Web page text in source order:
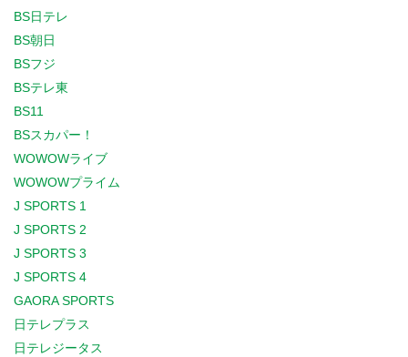
BS日テレ
BS朝日
BSフジ
BSテレ東
BS11
BSスカパー！
WOWOWライブ
WOWOWプライム
J SPORTS 1
J SPORTS 2
J SPORTS 3
J SPORTS 4
GAORA SPORTS
日テレプラス
日テレジータス